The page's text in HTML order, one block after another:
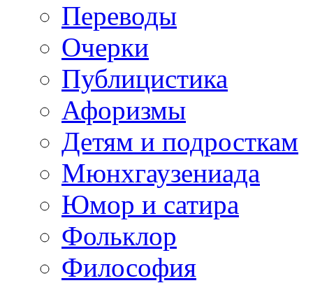
Переводы
Очерки
Публицистика
Афоризмы
Детям и подросткам
Мюнхгаузениада
Юмор и сатира
Фольклор
Философия